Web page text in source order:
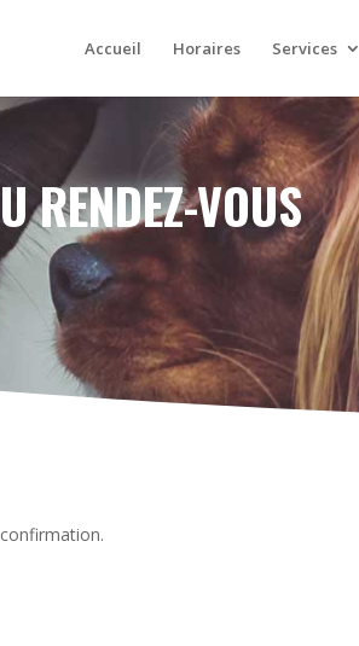
Accueil Horaires Services
RENDEZ-VOUS